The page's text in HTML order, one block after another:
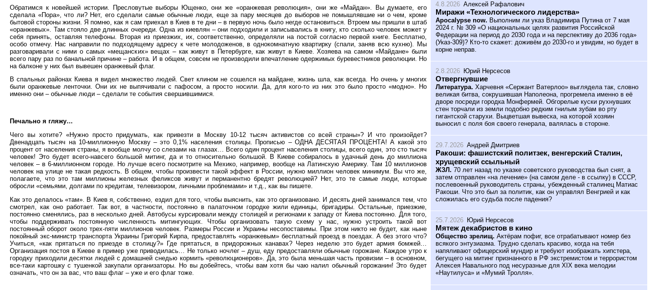
Обратимся к новейшей истории. Пресловутые выборы Ющенко, они же «оранжевая революция», они же «Майдан». Вы думаете, его
сделала «Пора», что ли? Нет, его сделали самые обычные люди, еще за пару месяцев до выборов не помышлявшие ни о чем, кроме
бытовой стороны жизни. Я помню, как я сам приехал в Киев в те дни – в первую ночь было негде остановиться. Втроем мы пришли в штаб
«оранжевых». Там стояло две длинных очереди. Одна из киевлян – они подходили и записывались в книгу, кто сколько человек может у
себя принять, оставляя телефоны. Вторая из приезжих, их, соответственно, определяли на постой согласно первой книге. Бесплатно,
особо отмечу. Нас направили по подходящему адресу к чете молодоженов, в однокомнатную квартирку (спали, заняв всю кухню). Мы
разговаривали с ними о самых «мещанских» вещах – как живут в Петербурге, как живут в Киеве. Хозяева на самом «Майдане» были
всего пару раз по банальной причине – работа. И в общем, совсем не производили впечатление одержимых буревестников революции. Но
на балконе у них был вывешен оранжевый флаг.
В спальных районах Киева я видел множество людей. Свет клином не сошелся на майдане, жизнь шла, как всегда. Но очень у многих
были оранжевые ленточки. Они их не выпячивали с пафосом, а просто носили. Да, для кого-то из них это было просто «модно». Но
именно они – обычные люди – сделали те события свершившимися.
Печально я гляжу…
Чего вы хотите? «Нужно просто придумать, как привезти в Москву 10-12 тысяч активистов со всей страны»? И что произойдет?
Двенадцать тысяч на 10-миллионную Москву – это 0,1% населения столицы. Прописью – ОДНА ДЕСЯТАЯ ПРОЦЕНТА! А какой это
процент от населения страны, я вообще молчу со слезами на глазах… Всего один процент населения столицы, всего один, это сто тысяч
человек! Это будет всего-навсего большой митинг, да и то относительно большой. В Киеве собиралось в удачный день до миллиона
человек – в 6-миллионном городе. Но лучше всего посмотрите на Мехико, например, вообще на Латинскую Америку. Там 10 миллионов
человек на улице не такая редкость. В общем, чтобы произвести такой эффект в России, нужно миллион человек минимум. Вы что же,
полагаете, что это там миллионы железных феликсов живут и перманентно бредят революцией? Нет, это те самые люди, которые
обросли «семьями, долгами по кредитам, телевизором, личными проблемами» и т.д., как вы пишете.
Как это делалось «там». В Киев я, собственно, ездил для того, чтобы выяснить, как это организовано. И десять дней занимался тем, что
смотрел, как оно работает. Так вот, в частности, постоянно в палаточном городке жили единицы, бригадиры. Остальные, приезжие,
постоянно сменялись, раз в несколько дней. Автобусы курсировали между столицей и регионами к западу от Киева постоянно. Для того,
чтобы поддерживать постоянную численность митингующих. Чтобы организовать такую схему у нас, нужно устроить такой вот
постоянный оборот около трех-пяти миллионов человек. Размеры России и Украины несопоставимы. При этом никто не будет, как ныне
покойный экс-министр транспорта Украины Григорий Кирпа, предоставлять «оранжевым» бесплатный проезд в поездах. А без этого что?
Учиться, «как прятаться по приезде в столицу?» Где прятаться, в придорожных канавах? Через неделю это будет армия бомжей…
Организация постоя в Киеве в пример уже приводилась… Не только ночлег – душ, еду предоставляли обычные горожане. Каждое утро к
городку приходили десятки людей с домашней снедью кормить «революционеров». Да, это была меньшая часть провизии – в основном,
все-таки картошку с тушенкой закупали организаторы. Но вы добейтесь, чтобы вам хотя бы чаю налил обычный горожанин! Это будет
означать, что он за вас, что ваш флаг – уже и его флаг тоже.
4.8.2026 Алексей Рафалович
Миражи «Технологического лидерства»
Apocalypse now. Выполним ли указ Владимира Путина от 7 мая
2024 г. № 309 «О национальных целях развития Российской
Федерации на период до 2030 года и на перспективу до 2036 года»
(Указ-309)? Кто-то скажет: доживём до 2030-го и увидим, но будет в
корне неправ.
2.8.2026 Юрий Нерсесов
Отвергнувшие
Литература. Харчевня «Сержант Ватерлоо» выглядела так, словно
великая битва, сокрушившая Наполеона, прогремела именно в её
дворе посреди городка Монфермей. Обгорелые куски рухнувших
стен торчали из земли подобно редким гнилым зубам во рту
гигантской старухи. Выцветшая вывеска, на которой хозяин
выносил с поля боя своего генерала, валялась в стороне.
29.7.2026 Андрей Дмитриев
Ракоши: фашистский политзек, венгерский Сталин,
хрущевский ссыльный
ЖЗЛ. 70 лет назад по указке советского руководства был снят, а
затем отправлен «на лечение» (на самом деле - в ссылку) в СССР,
послевоенный руководитель страны, убежденный сталинец Матиас
Ракоши. Что это был за политик, как он управлял Венгрией и как
сложилась его судьба после падения?
25.7.2026 Юрий Нерсесов
Мятеж декабристов в кино
Общество зрелищ. Актёрам пофиг, все отрабатывают номер без
всякого энтузиазма. Трудно сделать красиво, когда на тебя
напяливают офицерский мундир и требуют изображать хипстера,
бегущего на митинг признанного в РФ экстремистом и террористом
Алексея Навального под несуразные для XIX века мелодии
«Наутилуса» и «Мумий Тролля».